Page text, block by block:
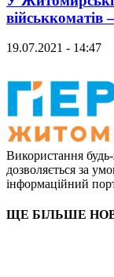
військкоматів
19.07.2021 - 14:47
Використання будь-
дозволяється за
інформаційний
ЩЕ БІЛЬШЕ